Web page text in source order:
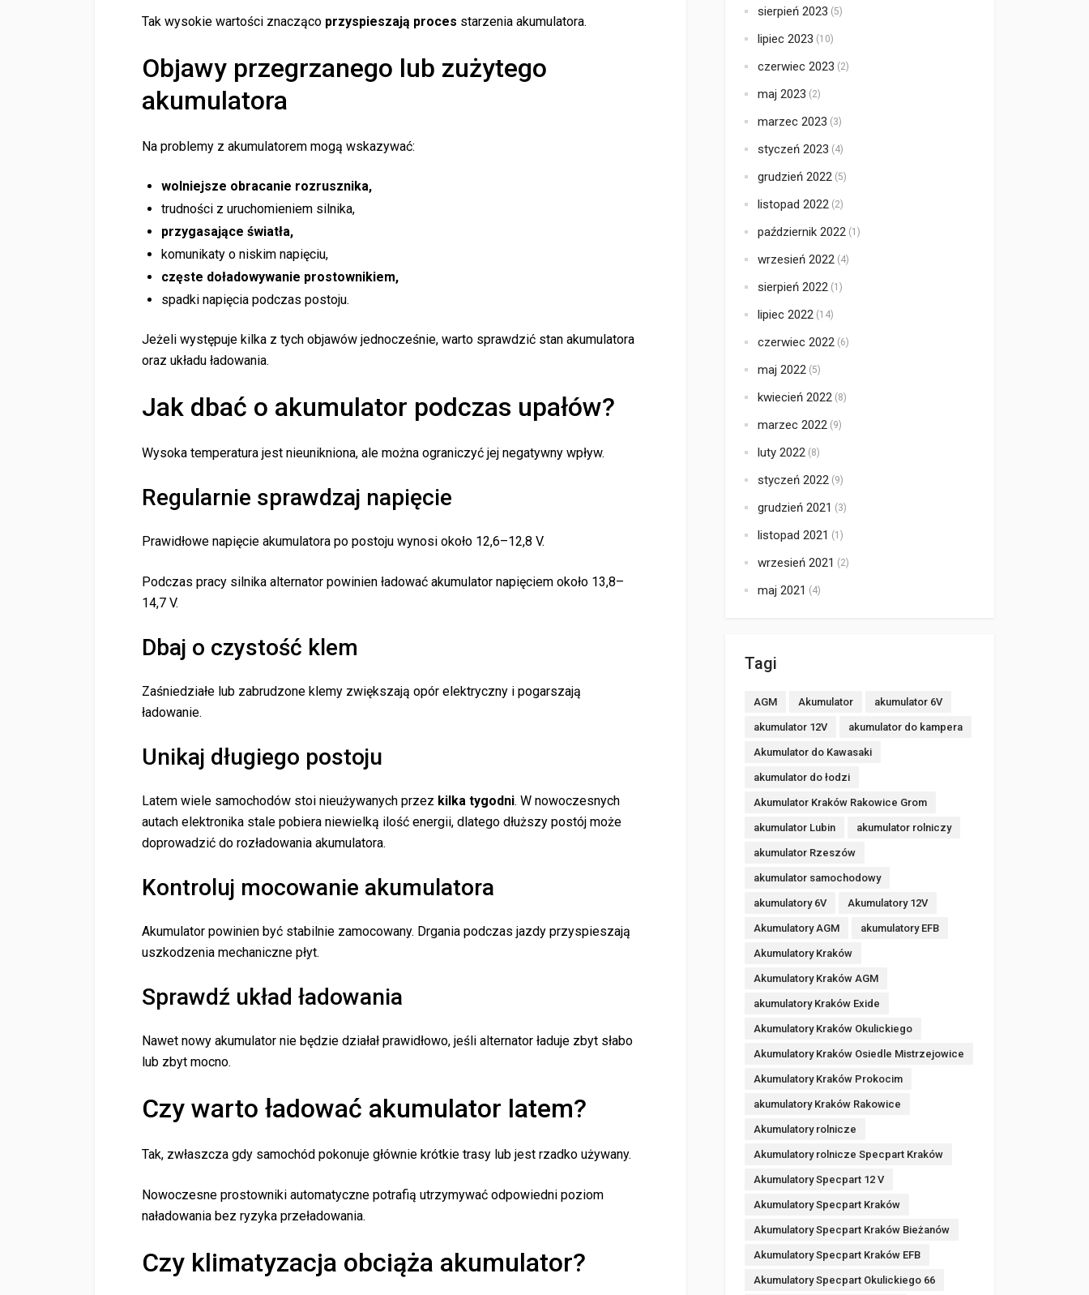
Tak wysokie wartości znacząco przyspieszają proces starzenia akumulatora.
Objawy przegrzanego lub zużytego
akumulatora
Na problemy z akumulatorem mogą wskazywać:
wolniejsze obracanie rozrusznika,
trudności z uruchomieniem silnika,
przygasające światła,
komunikaty o niskim napięciu,
częste doładowywanie prostownikiem,
spadki napięcia podczas postoju.
Jeżeli występuje kilka z tych objawów jednocześnie, warto sprawdzić stan akumulatora
oraz układu ładowania.
Jak dbać o akumulator podczas upałów?
Wysoka temperatura jest nieunikniona, ale można ograniczyć jej negatywny wpływ.
Regularnie sprawdzaj napięcie
Prawidłowe napięcie akumulatora po postoju wynosi około 12,6–12,8 V.
Podczas pracy silnika alternator powinien ładować akumulator napięciem około 13,8–
14,7 V.
Dbaj o czystość klem
Zaśniedziałe lub zabrudzone klemy zwiększają opór elektryczny i pogarszają
ładowanie.
Unikaj długiego postoju
Latem wiele samochodów stoi nieużywanych przez kilka tygodni. W nowoczesnych
autach elektronika stale pobiera niewielką ilość energii, dlatego dłuższy postój może
doprowadzić do rozładowania akumulatora.
Kontroluj mocowanie akumulatora
Akumulator powinien być stabilnie zamocowany. Drgania podczas jazdy przyspieszają
uszkodzenia mechaniczne płyt.
Sprawdź układ ładowania
Nawet nowy akumulator nie będzie działał prawidłowo, jeśli alternator ładuje zbyt słabo
lub zbyt mocno.
Czy warto ładować akumulator latem?
Tak, zwłaszcza gdy samochód pokonuje głównie krótkie trasy lub jest rzadko używany.
Nowoczesne prostowniki automatyczne potrafią utrzymywać odpowiedni poziom
naładowania bez ryzyka przeładowania.
Czy klimatyzacja obciąża akumulator?
sierpień 2023 (5)
lipiec 2023 (10)
czerwiec 2023 (2)
maj 2023 (2)
marzec 2023 (3)
styczeń 2023 (4)
grudzień 2022 (5)
listopad 2022 (2)
październik 2022 (1)
wrzesień 2022 (4)
sierpień 2022 (1)
lipiec 2022 (14)
czerwiec 2022 (6)
maj 2022 (5)
kwiecień 2022 (8)
marzec 2022 (9)
luty 2022 (8)
styczeń 2022 (9)
grudzień 2021 (3)
listopad 2021 (1)
wrzesień 2021 (2)
maj 2021 (4)
Tagi
AGM Akumulator akumulator 6V
akumulator 12V akumulator do kampera
Akumulator do Kawasaki
akumulator do łodzi
Akumulator Kraków Rakowice Grom
akumulator Lubin akumulator rolniczy
akumulator Rzeszów
akumulator samochodowy
akumulatory 6V Akumulatory 12V
Akumulatory AGM akumulatory EFB
Akumulatory Kraków
Akumulatory Kraków AGM
akumulatory Kraków Exide
Akumulatory Kraków Okulickiego
Akumulatory Kraków Osiedle Mistrzejowice
Akumulatory Kraków Prokocim
akumulatory Kraków Rakowice
Akumulatory rolnicze
Akumulatory rolnicze Specpart Kraków
Akumulatory Specpart 12 V
Akumulatory Specpart Kraków
Akumulatory Specpart Kraków Bieżanów
Akumulatory Specpart Kraków EFB
Akumulatory Specpart Okulickiego 66